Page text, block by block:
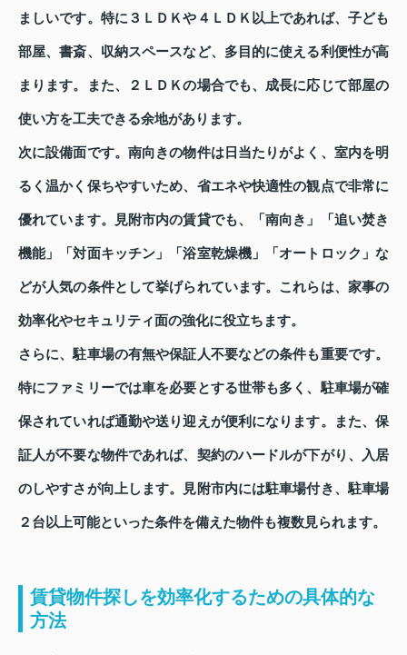
ましいです。特に３ＬＤＫや４ＬＤＫ以上であれば、子ども
部屋、書斎、収納スペースなど、多目的に使える利便性が高
まります。また、２ＬＤＫの場合でも、成長に応じて部屋の
使い方を工夫できる余地があります。
次に設備面です。南向きの物件は日当たりがよく、室内を明
るく温かく保ちやすいため、省エネや快適性の観点で非常に
優れています。見附市内の賃貸でも、「南向き」「追い焚き
機能」「対面キッチン」「浴室乾燥機」「オートロック」な
どが人気の条件として挙げられています。これらは、家事の
効率化やセキュリティ面の強化に役立ちます。
さらに、駐車場の有無や保証人不要などの条件も重要です。
特にファミリーでは車を必要とする世帯も多く、駐車場が確
保されていれば通勤や送り迎えが便利になります。また、保
証人が不要な物件であれば、契約のハードルが下がり、入居
のしやすさが向上します。見附市内には駐車場付き、駐車場
２台以上可能といった条件を備えた物件も複数見られます。
賃貸物件探しを効率化するための具体的な
方法